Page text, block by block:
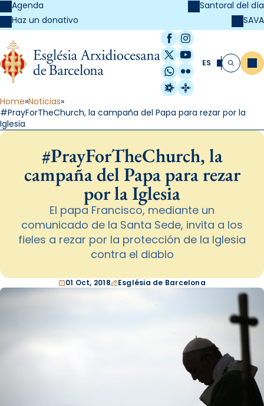
Agenda
Haz un donativo
Santoral del día
SAVA
Facebook
Instagram
X / Twitter
YouTube
WhatsApp
Flickr
Radio Estel
Catalunya
ES Buscar
Home Noticias
#PrayForTheChurch, la campaña del Papa para rezar por la
Iglesia
#PrayForTheChurch, la
campaña del Papa para rezar
por la Iglesia
El papa Francisco, mediante un
comunicado de la Santa Sede, invita a los
fieles a rezar por la protección de la Iglesia
contra el diablo
01 Oct, 2018 Església de Barcelona